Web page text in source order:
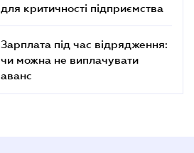
для критичності підприємства
Зарплата під час відрядження:
чи можна не виплачувати
аванс